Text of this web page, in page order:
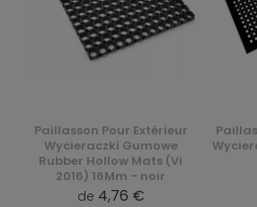
Paillasson Pour Extérieur
Wycieraczki Gumowe
Rubber Hollow Mats (Vi
2016) 16Mm - noir
de 4,76 €